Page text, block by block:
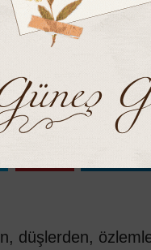
Cumartesi 20:52
düşlerden,